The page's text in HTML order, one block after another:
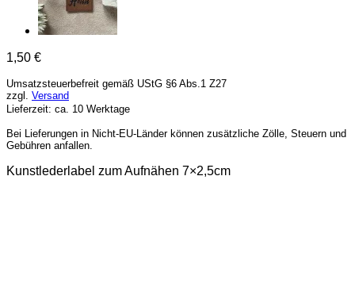
1,50 €
Umsatzsteuerbefreit gemäß UStG §6 Abs.1 Z27
zzgl. Versand
Lieferzeit: ca. 10 Werktage
Bei Lieferungen in Nicht-EU-Länder können zusätzliche Zölle, Steuern und
Gebühren anfallen.
Kunstlederlabel zum Aufnähen 7×2,5cm